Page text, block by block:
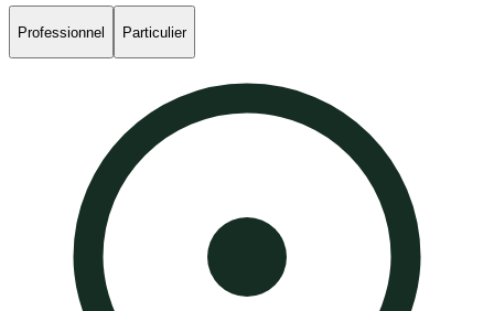
Professionnel Particulier